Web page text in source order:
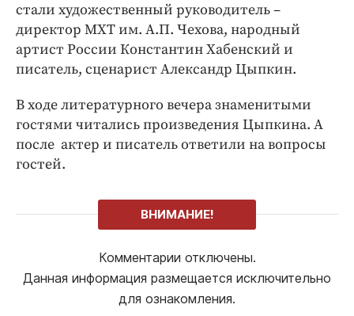
стали художественный руководитель –
директор МХТ им. А.П. Чехова, народный
артист России Константин Хабенский и
писатель, сценарист Александр Цыпкин.
В ходе литературного вечера знаменитыми
гостями читались произведения Цыпкина. А
после актер и писатель ответили на вопросы
гостей.
ВНИМАНИЕ!
Комментарии отключены.
Данная информация размещается исключительно
для ознакомления.